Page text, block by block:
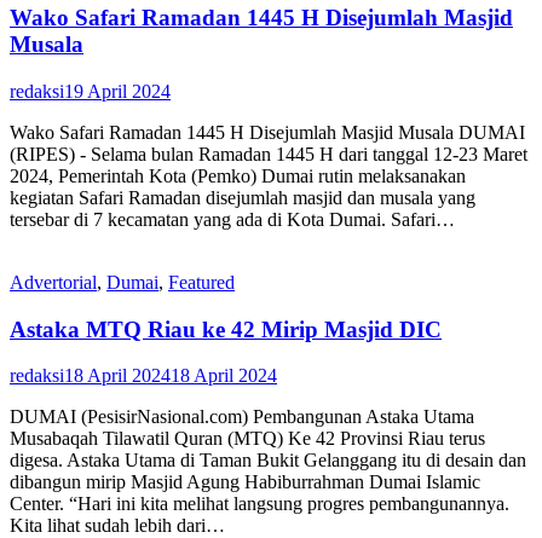
Wako Safari Ramadan 1445 H Disejumlah Masjid
Musala
redaksi19 April 2024
Wako Safari Ramadan 1445 H Disejumlah Masjid Musala DUMAI
(RIPES) - Selama bulan Ramadan 1445 H dari tanggal 12-23 Maret
2024, Pemerintah Kota (Pemko) Dumai rutin melaksanakan
kegiatan Safari Ramadan disejumlah masjid dan musala yang
tersebar di 7 kecamatan yang ada di Kota Dumai. Safari…
Advertorial, Dumai, Featured
Astaka MTQ Riau ke 42 Mirip Masjid DIC
redaksi18 April 202418 April 2024
DUMAI (PesisirNasional.com) Pembangunan Astaka Utama
Musabaqah Tilawatil Quran (MTQ) Ke 42 Provinsi Riau terus
digesa. Astaka Utama di Taman Bukit Gelanggang itu di desain dan
dibangun mirip Masjid Agung Habiburrahman Dumai Islamic
Center. “Hari ini kita melihat langsung progres pembangunannya.
Kita lihat sudah lebih dari…